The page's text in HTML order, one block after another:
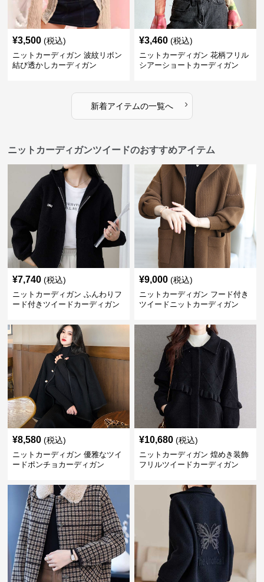
¥3,500 (税込)
ニットカーディガン 波紋リボン
結び透かしカーディガン
¥3,460 (税込)
ニットカーディガン 花柄フリル
シアーショートカーディガン
新着アイテムの一覧へ ›
ニットカーディガンツイードのおすすめアイテム
¥7,740 (税込)
ニットカーディガン ふんわりフ
ード付きツイードカーディガン
¥9,000 (税込)
ニットカーディガン フード付き
ツイードニットカーディガン
¥8,580 (税込)
ニットカーディガン 優雅なツイ
ードポンチョカーディガン
¥10,680 (税込)
ニットカーディガン 煌めき装飾
フリルツイードカーディガン